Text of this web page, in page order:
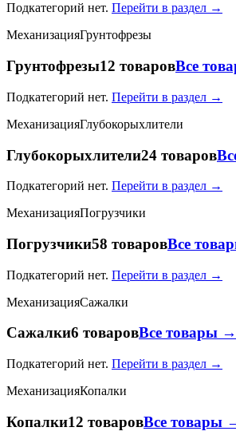
Подкатегорий нет. Перейти в раздел →
МеханизацияГрунтофрезы
Грунтофрезы12 товаровВсе
Подкатегорий нет. Перейти в раздел →
МеханизацияГлубокорыхлители
Глубокорыхлители24 товаров
Подкатегорий нет. Перейти в раздел →
МеханизацияПогрузчики
Погрузчики58 товаровВсе
Подкатегорий нет. Перейти в раздел →
МеханизацияСажалки
Сажалки6 товаровВсе товары →
Подкатегорий нет. Перейти в раздел →
МеханизацияКопалки
Копалки12 товаровВсе товары